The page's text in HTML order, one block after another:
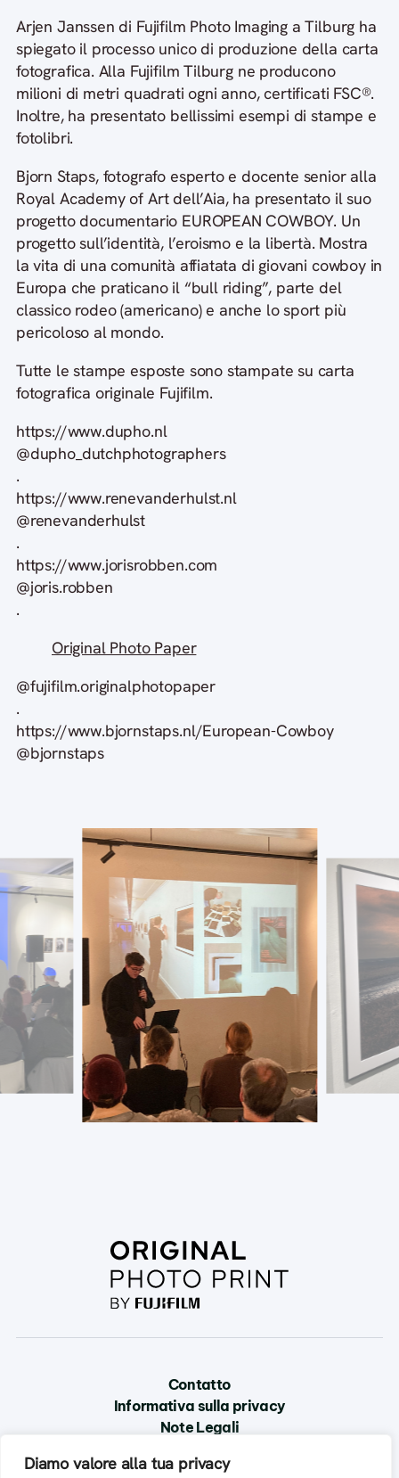
Diamo valore alla tua privacy
Arjen Janssen di Fujifilm Photo Imaging a Tilburg ha
spiegato il processo unico di produzione della carta
fotografica. Alla Fujifilm Tilburg ne producono
milioni di metri quadrati ogni anno, certificati FSC®.
Inoltre, ha presentato bellissimi esempi di stampe e
fotolibri.
Bjorn Staps, fotografo esperto e docente senior alla
Royal Academy of Art dell’Aia, ha presentato il suo
progetto documentario EUROPEAN COWBOY. Un
progetto sull’identità, l’eroismo e la libertà. Mostra
la vita di una comunità affiatata di giovani cowboy in
Europa che praticano il “bull riding”, parte del
classico rodeo (americano) e anche lo sport più
pericoloso al mondo.
Tutte le stampe esposte sono stampate su carta
fotografica originale Fujifilm.
https://www.dupho.nl
@dupho_dutchphotographers
.
https://www.renevanderhulst.nl
@renevanderhulst
.
https://www.jorisrobben.com
@joris.robben
.
Original Photo Paper
@fujifilm.originalphotopaper
.
https://www.bjornstaps.nl/European-Cowboy
@bjornstaps
Contatto
Informativa sulla privacy
Note Legali